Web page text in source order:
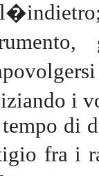
i
di
fra i